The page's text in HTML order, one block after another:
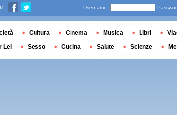
Username
Cultura Cinema Musica Libri
Lei Sesso Cucina Salute Scienze